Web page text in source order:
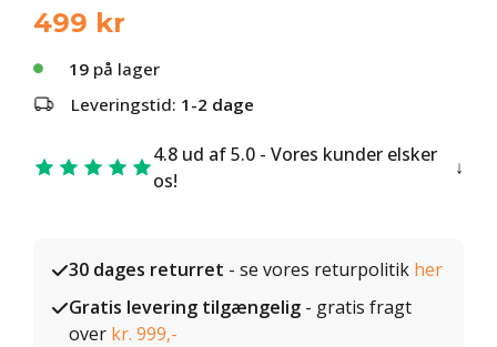
499 kr
19 på lager
Leveringstid: 1-2 dage
4.8 ud af 5.0 - Vores kunder elsker
os!
30 dages returret - se vores returpolitik her
Gratis levering tilgængelig - gratis fragt
over kr. 999,-